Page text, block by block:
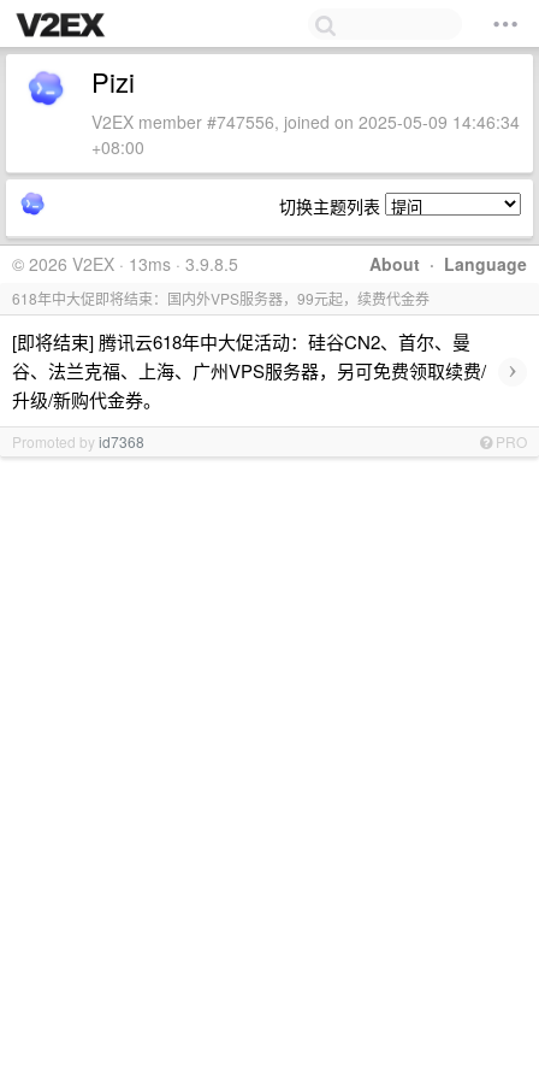
Pizi
V2EX member #747556, joined on 2025-05-09 14:46:34
+08:00
切换主题列表
About · Language
© 2026 V2EX · 13ms · 3.9.8.5
618年中大促即将结束：国内外VPS服务器，99元起，续费代金券
[即将结束] 腾讯云618年中大促活动：硅谷CN2、首尔、曼
谷、法兰克福、上海、广州VPS服务器，另可免费领取续费/
升级/新购代金券。
›
Promoted byid7368 PRO